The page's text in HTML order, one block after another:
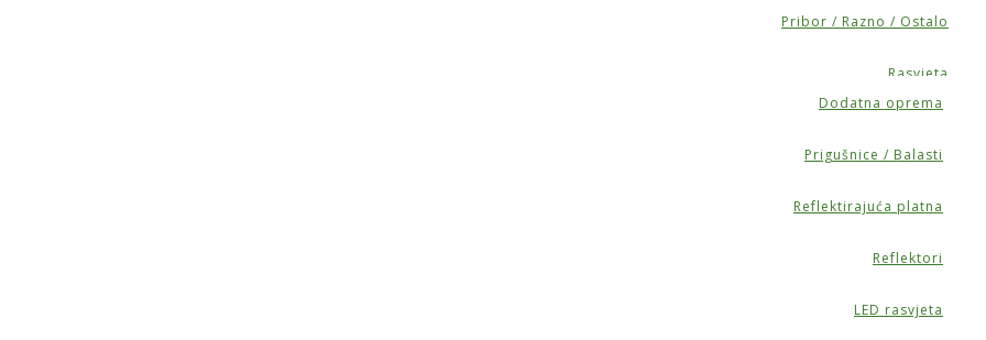
Pribor / Razno / Ostalo
Rasvjeta
Dodatna oprema
Prigušnice / Balasti
Reflektirajuća platna
Reflektori
LED rasvjeta